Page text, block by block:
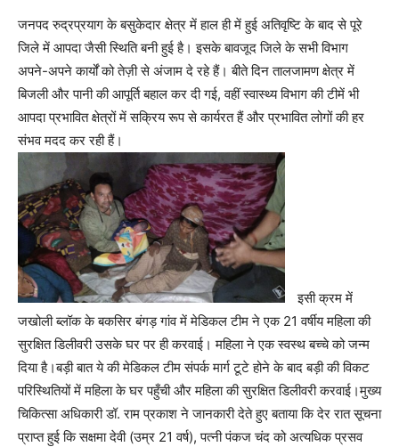
जनपद रुद्रप्रयाग के बसुकेदार क्षेत्र में हाल ही में हुई अतिवृष्टि के बाद से पूरे
जिले में आपदा जैसी स्थिति बनी हुई है। इसके बावजूद जिले के सभी विभाग
अपने-अपने कार्यों को तेज़ी से अंजाम दे रहे हैं। बीते दिन तालजामण क्षेत्र में
बिजली और पानी की आपूर्ति बहाल कर दी गई, वहीं स्वास्थ्य विभाग की टीमें भी
आपदा प्रभावित क्षेत्रों में सक्रिय रूप से कार्यरत हैं और प्रभावित लोगों की हर
संभव मदद कर रही हैं।
इसी क्रम में
जखोली ब्लॉक के बकसिर बंगड़ गांव में मेडिकल टीम ने एक 21 वर्षीय महिला की
सुरक्षित डिलीवरी उसके घर पर ही करवाई। महिला ने एक स्वस्थ बच्चे को जन्म
दिया है।बड़ी बात ये की मेडिकल टीम संपर्क मार्ग टूटे होने के बाद बड़ी की विकट
परिस्थितियों में महिला के घर पहुँची और महिला की सुरक्षित डिलीवरी करवाई।मुख्य
चिकित्सा अधिकारी डॉ. राम प्रकाश ने जानकारी देते हुए बताया कि देर रात सूचना
प्राप्त हुई कि सक्षमा देवी (उम्र 21 वर्ष), पत्नी पंकज चंद को अत्यधिक प्रसव